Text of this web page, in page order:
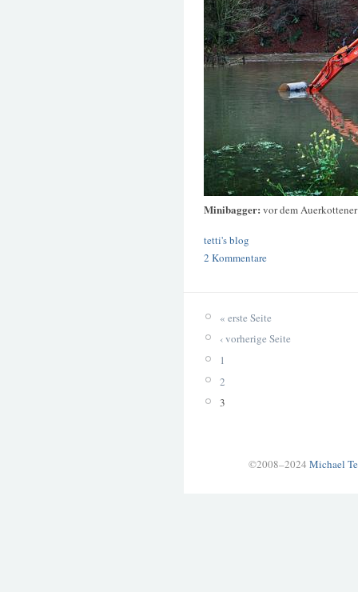
Minibagger: vor dem
tetti's blog
2 Kommentare
« erste Seite
‹ vorherige Seite
1
2
3
©2008–2024 Michael